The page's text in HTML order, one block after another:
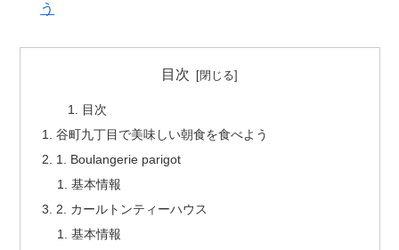
う
目次
目次
谷町九丁目で美味しい朝食を食べよう
1. Boulangerie parigot
基本情報
2. カールトンティーハウス
基本情報